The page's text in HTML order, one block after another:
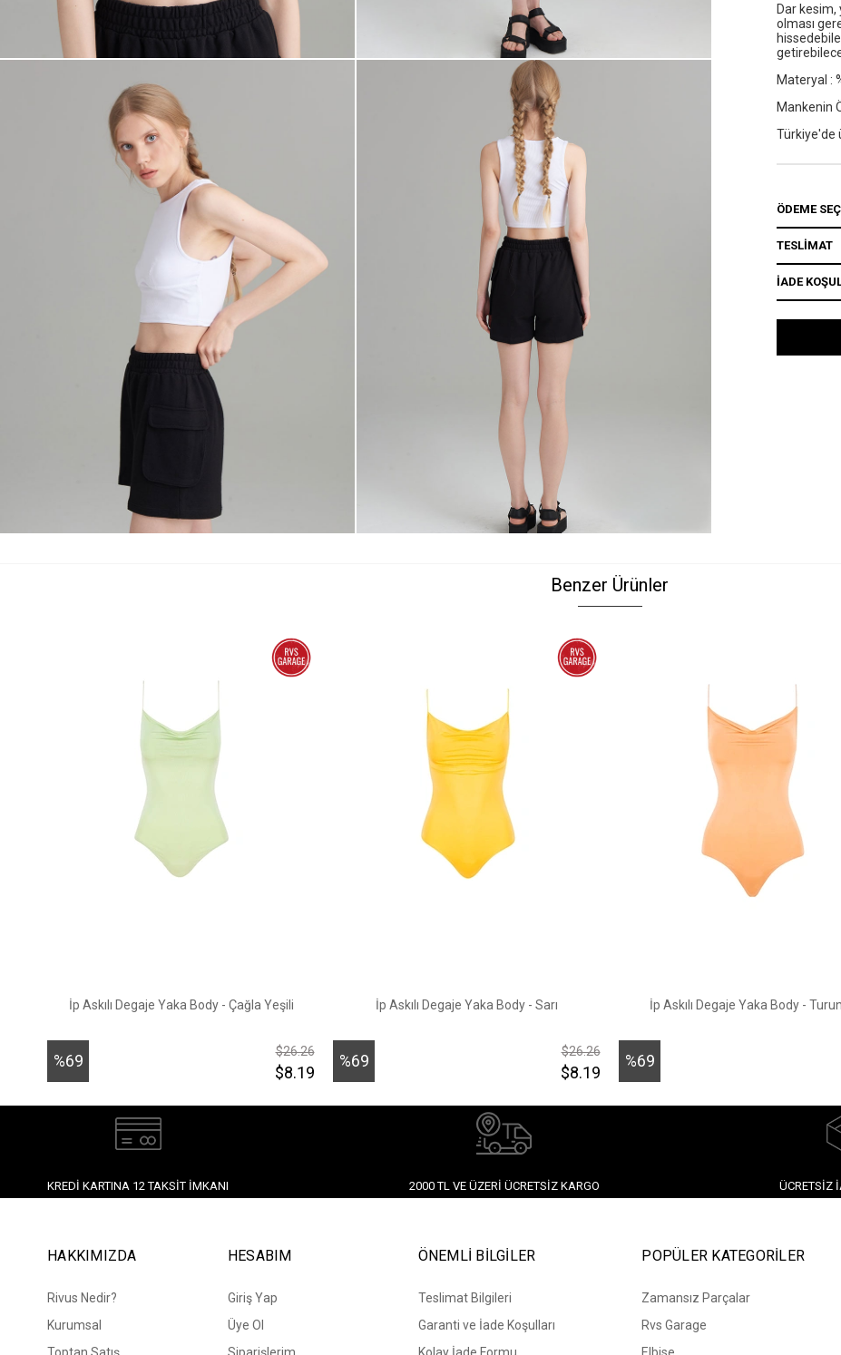
Dar kesim,
olması
Materyal :
Mankenin
Türkiye'de
ÖDEME
TESLİMAT
İADE
Benzer Ürünler
İp Askılı Degaje Yaka Body - Çağla Yeşili
%69
İndirim
$8.19
$26.26
İp Askılı Degaje Yaka Body - Sarı
%69
İndirim
$8.19
$26.26
İp Askılı Degaje Yaka Body -
%69
İndirim
KREDI KARTINA 12 TAKSIT İMKANI 2000 TL VE ÜZERI ÜCRETSIZ KARGO ÜCRETSIZ
HAKKIMIZDA
Rivus Nedir?
Kurumsal
HESABIM
Giriş Yap
Üye Ol
ÖNEMLİ BİLGİLER
Teslimat Bilgileri
Garanti ve İade Koşulları
POPÜLER KATEGORİLER
Zamansız Parçalar
Rvs Garage